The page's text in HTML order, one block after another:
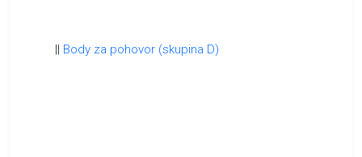
|| Body za pohovor (skupina D)